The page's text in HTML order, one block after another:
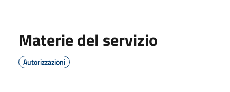
Materie del servizio
Autorizzazioni